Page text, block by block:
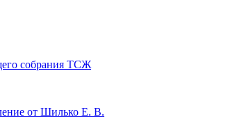
собрания ТСЖ
от Шилько Е. В.